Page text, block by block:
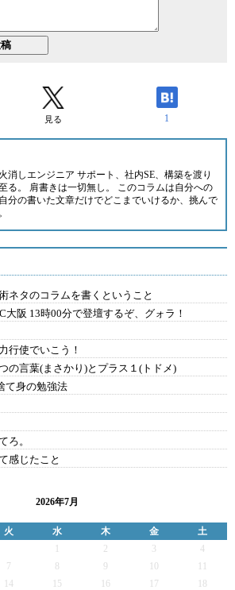
見る 1
消しエンジニア サポート、社内SE、構築を渡り
る。 肩書きは一切無し。 このコラムは自分への
分の書いた文章だけでどこまでいけるか、挑んで
ネタのコラムを書くということ
大阪 13時00分で登壇するぞ、グォラ！
行使でいこう！
の言葉(まさかり)とプラス１(トドメ)
て身の勉強法
ろ。
感じたこと
2026年7月
火 水 木 金
土
2 3
4
7 9
14 15 16 17